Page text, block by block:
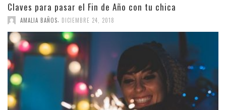
Claves para pasar el Fin de Año con tu chica
AMALIA BAÑOS, DICIEMBRE 24, 2018